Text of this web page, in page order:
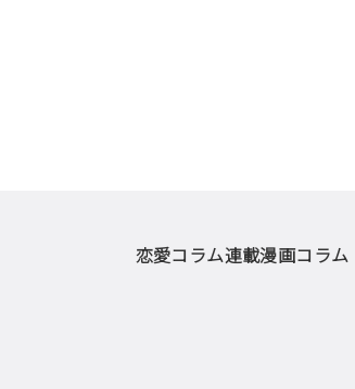
恋愛コラム連載漫画コラム